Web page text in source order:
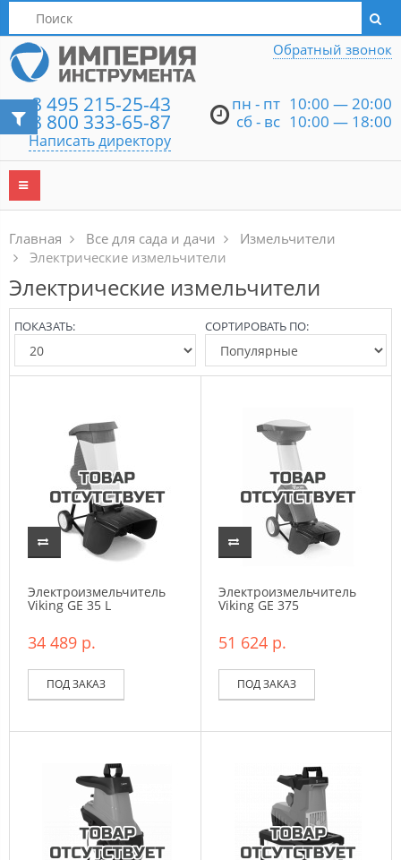
Написать директору
8 495 215-25-43
8 800 333-65-87
Написать директору
пн - пт 10:00 — 20:00
сб - вс 10:00 — 18:00
Обратный звонок
Главная Все для сада и дачи
Измельчители
Электрические измельчители
Электрические измельчители
СОРТИРОВАТЬ ПО:
ПОКАЗАТЬ:
Электроизмельчитель
Viking GE 35 L
34 489 р.
ПОД ЗАКАЗ
Электроизмельчитель
Viking GE 375
51 624 р.
ПОД ЗАКАЗ